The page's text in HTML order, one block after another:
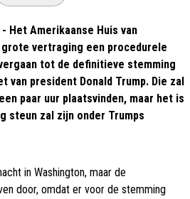
- Het Amerikaanse Huis van
vertraging een procedurele
tot de definitieve stemming
van president Donald Trump. Die zal
paar uur plaatsvinden, maar het is
steun zal zijn onder Trumps
in Washington, maar de
door, omdat er voor de stemming